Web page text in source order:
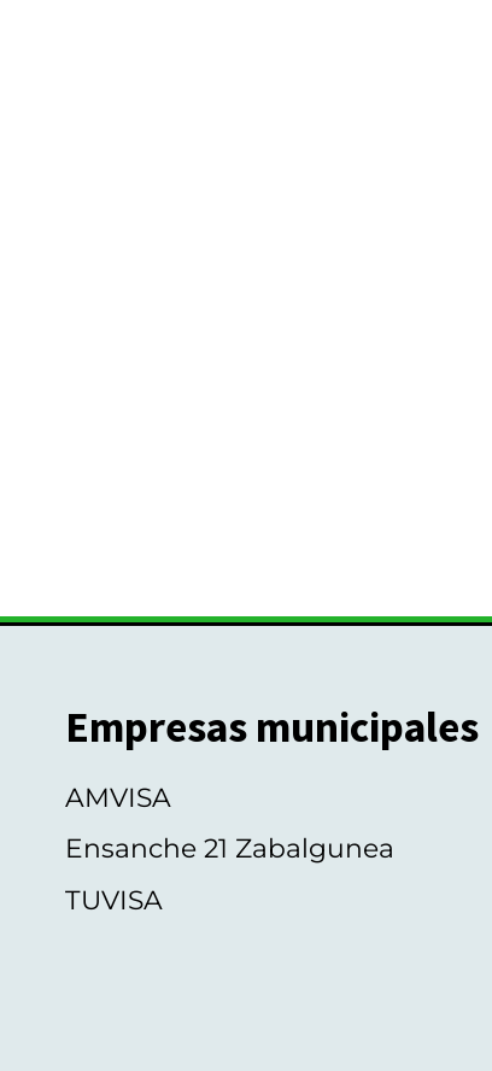
Empresas municipales
AMVISA
Ensanche 21 Zabalgunea
TUVISA